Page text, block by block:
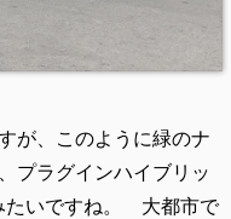
が、このように緑のナ
プラグインハイブリッ
たいですね。 大都市で